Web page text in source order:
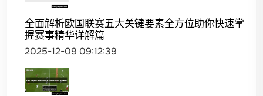
全面解析欧国联赛五大关键要素全方位助你快速掌
握赛事精华详解篇
2025-12-09 09:12:39